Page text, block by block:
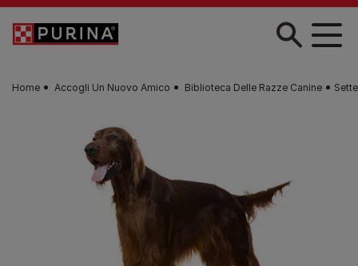
Skip to main content
Home Accogli Un Nuovo Amico Biblioteca Delle Razze Canine